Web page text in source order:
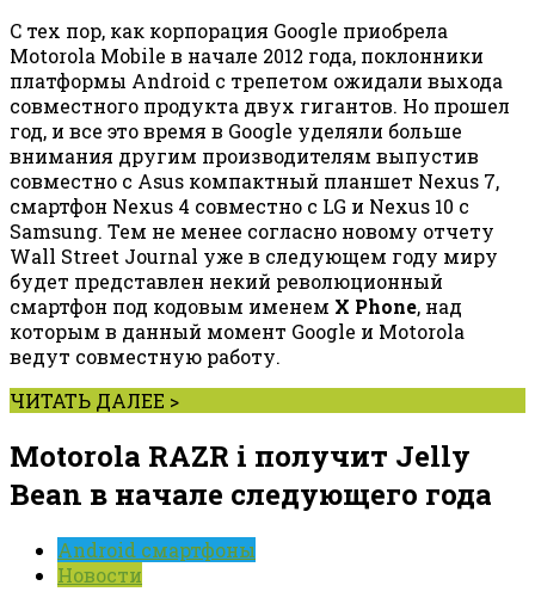
C тех пор, как корпорация Google приобрела
Motorola Mobile в начале 2012 года, поклонники
платформы Android с трепетом ожидали выхода
совместного продукта двух гигантов. Но прошел
год, и все это время в Google уделяли больше
внимания другим производителям выпустив
совместно с Asus компактный планшет Nexus 7,
смартфон Nexus 4 совместно с LG и Nexus 10 с
Samsung. Тем не менее согласно новому отчету
Wall Street Journal уже в следующем году миру
будет представлен некий революционный
смартфон под кодовым именем X Phone, над
которым в данный момент Google и Motorola
ведут совместную работу.
ЧИТАТЬ ДАЛЕЕ >
Motorola RAZR i получит Jelly
Bean в начале следующего года
Android смартфоны
Новости